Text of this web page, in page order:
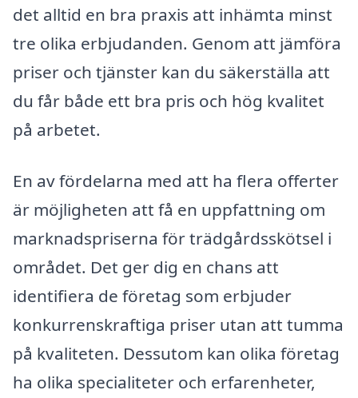
det alltid en bra praxis att inhämta minst
tre olika erbjudanden. Genom att jämföra
priser och tjänster kan du säkerställa att
du får både ett bra pris och hög kvalitet
på arbetet.
En av fördelarna med att ha flera offerter
är möjligheten att få en uppfattning om
marknadspriserna för trädgårdsskötsel i
området. Det ger dig en chans att
identifiera de företag som erbjuder
konkurrenskraftiga priser utan att tumma
på kvaliteten. Dessutom kan olika företag
ha olika specialiteter och erfarenheter,